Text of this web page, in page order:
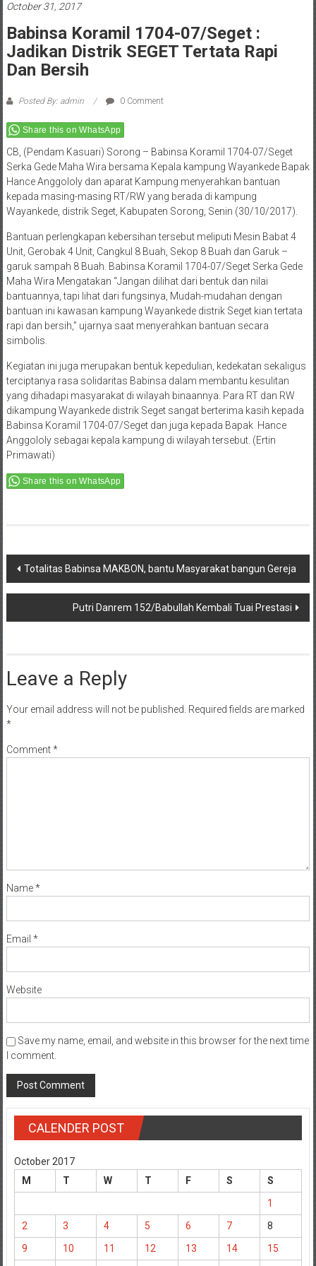
October 31, 2017
Babinsa Koramil 1704-07/Seget :
Jadikan Distrik SEGET Tertata Rapi
Dan Bersih
Posted By: admin 0 Comment
Share this on WhatsApp
CB, (Pendam Kasuari) Sorong – Babinsa Koramil 1704-07/Seget
Serka Gede Maha Wira bersama Kepala kampung Wayankede Bapak
Hance Anggololy dan aparat Kampung menyerahkan bantuan
kepada masing-masing RT/RW yang berada di kampung
Wayankede, distrik Seget, Kabupaten Sorong, Senin (30/10/2017).
Bantuan perlengkapan kebersihan tersebut meliputi Mesin Babat 4
Unit, Gerobak 4 Unit, Cangkul 8 Buah, Sekop 8 Buah dan Garuk –
garuk sampah 8 Buah. Babinsa Koramil 1704-07/Seget Serka Gede
Maha Wira Mengatakan “Jangan dilihat dari bentuk dan nilai
bantuannya, tapi lihat dari fungsinya, Mudah-mudahan dengan
bantuan ini kawasan kampung Wayankede distrik Seget kian tertata
rapi dan bersih,” ujarnya saat menyerahkan bantuan secara
simbolis.
Kegiatan ini juga merupakan bentuk kepedulian, kedekatan sekaligus
terciptanya rasa solidaritas Babinsa dalam membantu kesulitan
yang dihadapi masyarakat di wilayah binaannya. Para RT dan RW
dikampung Wayankede distrik Seget sangat berterima kasih kepada
Babinsa Koramil 1704-07/Seget dan juga kepada Bapak Hance
Anggololy sebagai kepala kampung di wilayah tersebut. (Ertin
Primawati)
Share this on WhatsApp
Post
navigation
Totalitas Babinsa MAKBON, bantu Masyarakat bangun Gereja
Putri Danrem 152/Babullah Kembali Tuai Prestasi
Leave a Reply
Your email address will not be published. Required fields are marked
*
Comment*
Name*
Email *
Website
Save my name, email, and website in this browser for the next time
I comment.
CALENDER POST
October 2017
M
T W T F S
S
1
2
3 4 5 6 7
8
9
10 11 12 13 14
15